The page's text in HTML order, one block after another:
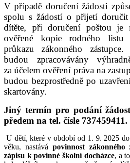
V případě doručení žádosti
spolu s žádostí o přijetí
dítěte, při doručení poštou je
ověřené kopie rodného listu
průkazu zákonného
budou zpracovávány
za účelem ověření práva na
budou bezprostředně po
skartovány.
Jiný termín pro podání
předem na tel. čísle 737459411.
U dětí, které v období od 1. 9. 2025
věku, nastává povinnost
zápisu k povinné školní docházce, a